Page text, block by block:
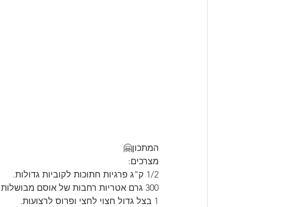
המתכון🤗
מצרכים:
1/2 ק"ג פרגיות חתוכות לקוביות גדולות.
300 גרם אטריות רחבות של אוסם מבושלות במי מלח וקמצוץ כורכום אל דנטה ומסוננות.
1 בצל גדול חצוי לחצי ופרוס לרצועות.